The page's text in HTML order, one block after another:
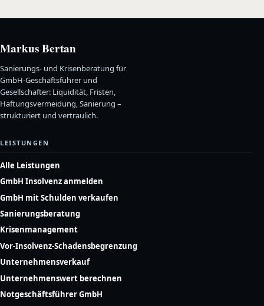
Markus Bertan
Sanierungs- und Krisenberatung für
GmbH-Geschäftsführer und
Gesellschafter: Liquidität, Fristen,
Haftungsvermeidung, Sanierung –
strukturiert und vertraulich.
LEISTUNGEN
Alle Leistungen
GmbH Insolvenz anmelden
GmbH mit Schulden verkaufen
Sanierungsberatung
Krisenmanagement
Vor-Insolvenz-Schadensbegrenzung
Unternehmensverkauf
Unternehmenswert berechnen
Notgeschäftsführer GmbH